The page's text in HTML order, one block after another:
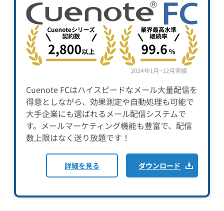
Cuenote FCはハイスピードなメール大量配信を
得意としながら、効果測定や自動処理も可能で
大手企業にも選ばれるメール配信システムで
す。メールマーケティング機能も豊富で、配信
数上限はなく送り放題です！
詳細を見る ダウンロード